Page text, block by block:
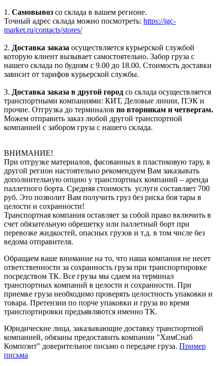
1. Самовывоз со склада в вашем регионе.
Точный адрес склада можно посмотреть: https://igc-
market.ru/contacts/stores/
2. Доставка заказа осуществляется курьерской службой
которую клиент вызывает самостоятельно. Забор груза с
нашего склада по будням с 9.00 до 18.00. Стоимость доставки
зависит от тарифов курьерской службы.
3. Доставка заказа в другой город со склада осуществляется
транспортными компаниями: КИТ, Деловые линии, ПЭК и
прочие. Отгрузка до терминалов по вторникам и четвергам.
Можем отправить заказ любой другой транспортной
компанией с забором груза с нашего склада.
ВНИМАНИЕ!
При отгрузке материалов, фасованных в пластиковую тару, в
другой регион настоятельно рекомендуем Вам заказывать
дополнительную опцию у транспортных компаний – аренда
паллетного борта. Средняя стоимость услуги составляет 700
руб. Это позволит Вам получить груз без риска боя тары в
целости и сохранности!
Транспортная компания оставляет за собой право включить в
счет обязательную обрешетку или паллетный борт при
перевозке жидкостей, опасных грузов и т.д. в том числе без
ведома отправителя.
Обращаем ваше внимание на то, что наша компания не несет
ответственности за сохранность груза при транспортировке
посредством ТК. Все грузы мы сдаем на терминал
транспортных компаний в целости и сохранности. При
приемке груза необходимо проверять целостность упаковки и
товара. Претензии по порче упаковки и груза во время
транспортировки предъявляются именно ТК.
Юридические лица, заказывающие доставку транспортной
компанией, обязаны предоставить компании "ХимСнаб
Композит" доверительное письмо о передаче груза. Пример
письма